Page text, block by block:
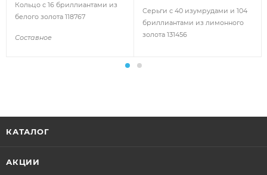
Кольцо с 16 бриллиантами из
белого золота 118767
Составное
Серьги с 40 изумрудами и 104
бриллиантами из лимонного
золота 131456
КАТАЛОГ
АКЦИИ